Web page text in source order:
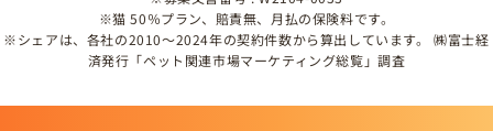
※猫 50％プラン、賠責無、月払の保険料です。
※シェアは、各社の2010～2024年の契約件数から算出しています。 ㈱富士経
済発行「ペット関連市場マーケティング総覧」調査